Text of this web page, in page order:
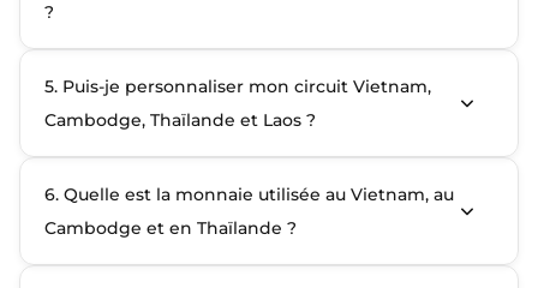
?
5. Puis-je personnaliser mon circuit Vietnam,
Cambodge, Thaïlande et Laos ?
6. Quelle est la monnaie utilisée au Vietnam, au
Cambodge et en Thaïlande ?